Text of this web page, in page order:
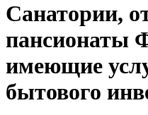
Санатории,
пансионаты
имеющие
бытового